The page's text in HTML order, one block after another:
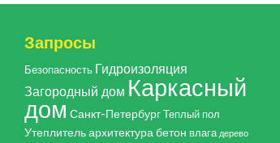
Запросы
Безопасность Гидроизоляция
Загородный дом Каркасный
дом Санкт-Петербург Теплый пол
Утеплительархитектурабетон влага дерево